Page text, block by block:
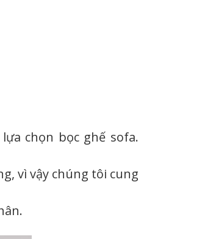
chọn bọc ghế sofa.
vì vậy chúng tôi cung